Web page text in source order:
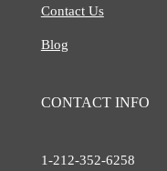
Contact Us
Blog
CONTACT INFO
1-212-352-6258